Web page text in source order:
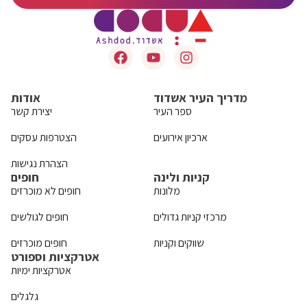
אודות
יצירת קשר
הצטרפות עסקים
הצהרת נגישות
מדריך העיר אשדוד
ספר העיר
ארכיון אירועים
חופים
חופים לא מוכרזים
חופים לגולשים
חופים מוכרזים
קניות ולינה
מלונות
מרכזי קניות גדולים
שווקים וקניות
אטרקציות וספורט
אטרקציות ימיות
גלגלים